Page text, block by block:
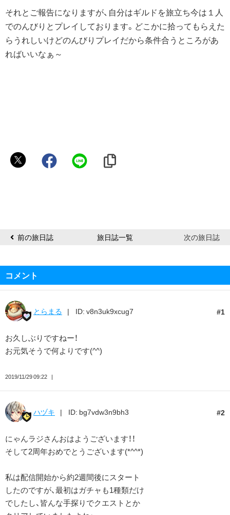
それとご報告になりますが、自分はギルドを旅立ち今は１人
でのんびりとプレイしております。どこかに拾ってもらえた
らうれしいけどのんびりプレイだから条件合うところがあ
ればいいなぁ～
に
オ 前の旅日誌 旅日誌一覧 次の旅日誌
コメント
1
とらまる ID: v8n3uk9xcug7
お久しぶりですねー！
お元気そうで何よりです(^^)
2019/11/29 09:22
2
ハヅキ ID: bg7vdw3n9bh3
にゃんラジさんおはようございます！！
そして2周年おめでとうございます(*^^*)
私は配信開始から約2週間後にスタート
したのですが、最初はガチャも1種類だけ
でしたし、皆んな手探りでクエストとか